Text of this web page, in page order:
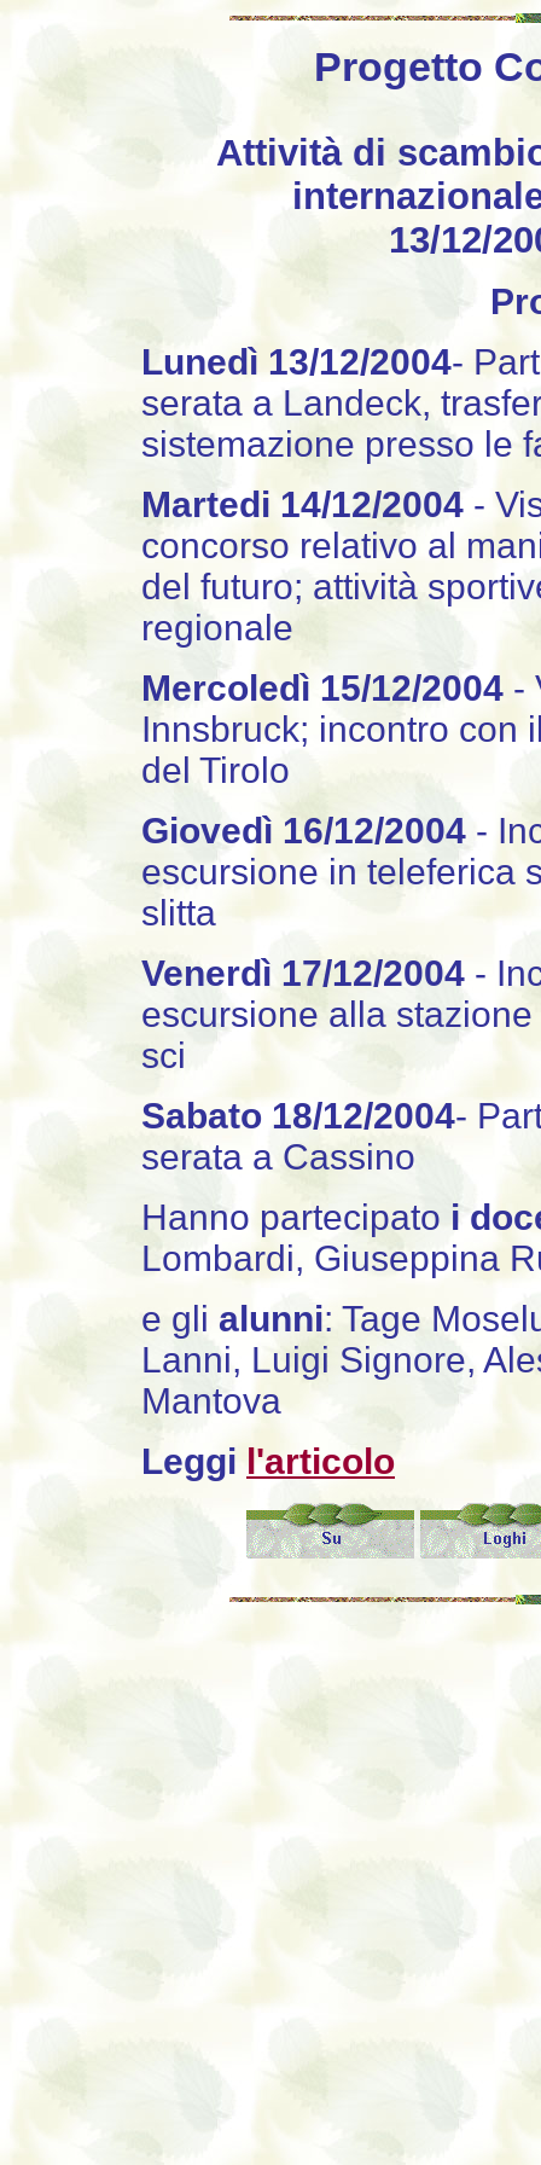
Progetto
Attività di
13/12/
Lunedì 13/12/2004-
serata a Landeck,
sistemazione presso le
Martedi 14/12/2004 -
concorso relativo al
del futuro; attività
regionale
Mercoledì 15/12/2004 -
Innsbruck; incontro con
del Tirolo
Giovedì 16/12/2004 -
escursione in teleferica
slitta
Venerdì 17/12/2004 -
escursione alla
sci
Sabato 18/12/2004-
serata a Cassino
Hanno partecipato i
Lombardi, Giuseppina
e gli alunni: Tage
Lanni, Luigi Signore,
Mantova
Leggi l'articolo